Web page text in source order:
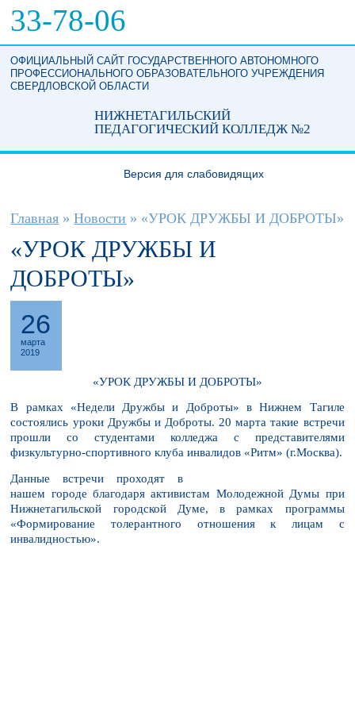
33-78-06
ОФИЦИАЛЬНЫЙ САЙТ ГОСУДАРСТВЕННОГО АВТОНОМНОГО
ПРОФЕССИОНАЛЬНОГО ОБРАЗОВАТЕЛЬНОГО УЧРЕЖДЕНИЯ
СВЕРДЛОВСКОЙ ОБЛАСТИ
НИЖНЕТАГИЛЬСКИЙ
ПЕДАГОГИЧЕСКИЙ КОЛЛЕДЖ №2
Версия для слабовидящих
Вы здесь
Главная » Новости » «УРОК ДРУЖБЫ И ДОБРОТЫ»
«УРОК ДРУЖБЫ И
ДОБРОТЫ»
26
марта
2019
«УРОК ДРУЖБЫ И ДОБРОТЫ»
В рамках «Недели Дружбы и Доброты» в Нижнем Тагиле
состоялись уроки Дружбы и Доброты. 20 марта такие встречи
прошли со студентами колледжа с представителями
физкультурно-спортивного клуба инвалидов «Ритм» (г.Москва).
Данные встречи проходят в
нашем городе благодаря активистам Молодежной Думы при
Нижнетагильской городской Думе, в рамках программы
«Формирование толерантного отношения к лицам с
инвалидностью».